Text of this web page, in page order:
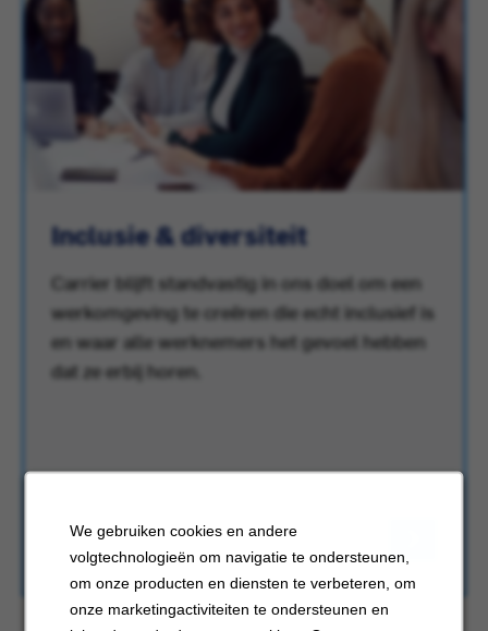
We gebruiken cookies en andere
volgtechnologieën om navigatie te ondersteunen,
om onze producten en diensten te verbeteren, om
onze marketingactiviteiten te ondersteunen en
Inclusie & diversiteit
Carrier blijft standvastig in ons doel om een
werkomgeving te creëren die echt inclusief is
en waar alle werknemers het gevoel hebben
dat ze erbij horen.